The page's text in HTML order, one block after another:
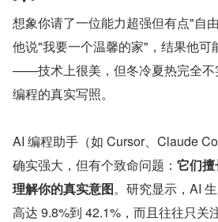
想象你请了一位能力超强但有点"自
他说"我要一个温馨的家"，结果他可
——技术上很美，但冬冷夏热完全不
编程的真实写照。
AI 编程助手（如 Cursor、Claude
确实强大，但有个致命问题： 它们
理解你的真实意图。研究显示，AI
高达 9.8%到 42.1%，而且往往只关